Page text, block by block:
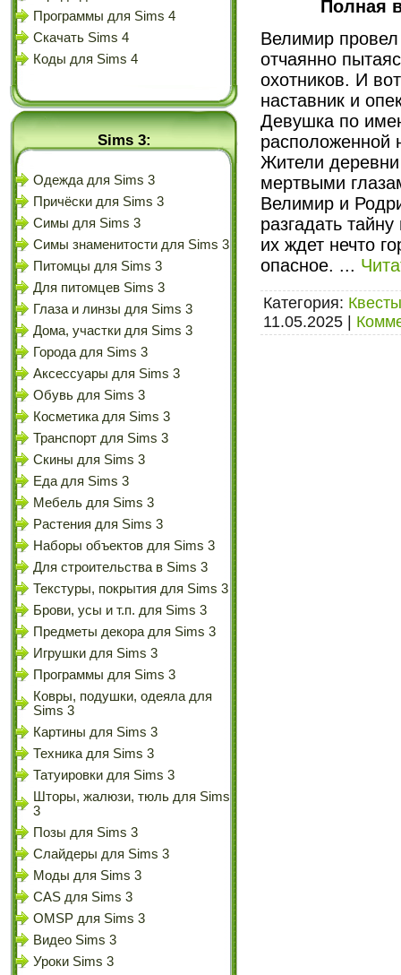
Программы для Sims 4
Скачать Sims 4
Коды для Sims 4
Sims 3:
Одежда для Sims 3
Причёски для Sims 3
Симы для Sims 3
Симы знаменитости для Sims 3
Питомцы для Sims 3
Для питомцев Sims 3
Глаза и линзы для Sims 3
Дома, участки для Sims 3
Города для Sims 3
Аксессуары для Sims 3
Обувь для Sims 3
Косметика для Sims 3
Транспорт для Sims 3
Скины для Sims 3
Еда для Sims 3
Мебель для Sims 3
Растения для Sims 3
Наборы объектов для Sims 3
Для строительства в Sims 3
Текстуры, покрытия для Sims 3
Брови, усы и т.п. для Sims 3
Предметы декора для Sims 3
Игрушки для Sims 3
Программы для Sims 3
Ковры, подушки, одеяла для
Sims 3
Картины для Sims 3
Техника для Sims 3
Татуировки для Sims 3
Шторы, жалюзи, тюль для Sims
3
Позы для Sims 3
Слайдеры для Sims 3
Моды для Sims 3
CAS для Sims 3
OMSP для Sims 3
Видео Sims 3
Уроки Sims 3
Полная
Велимир
отчаянно
охотников. И
наставник и
Девушка по
расположенной
Жители
мертвыми
Велимир и
разгадать
их ждет нечто
опасное. ...
Категория:
11.05.2025 |